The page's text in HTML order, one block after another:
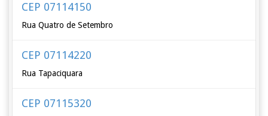
CEP 07114150
Rua Quatro de Setembro
CEP 07114220
Rua Tapaciquara
CEP 07115320